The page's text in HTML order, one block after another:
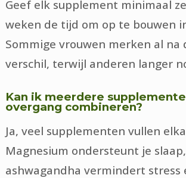
Geef elk supplement minimaal
weken de tijd om op te bouwen
Sommige vrouwen merken al na
verschil, terwijl anderen langer
Kan ik meerdere
overgang combineren?
Ja, veel supplementen vullen
Magnesium ondersteunt je slaap,
ashwagandha vermindert stress